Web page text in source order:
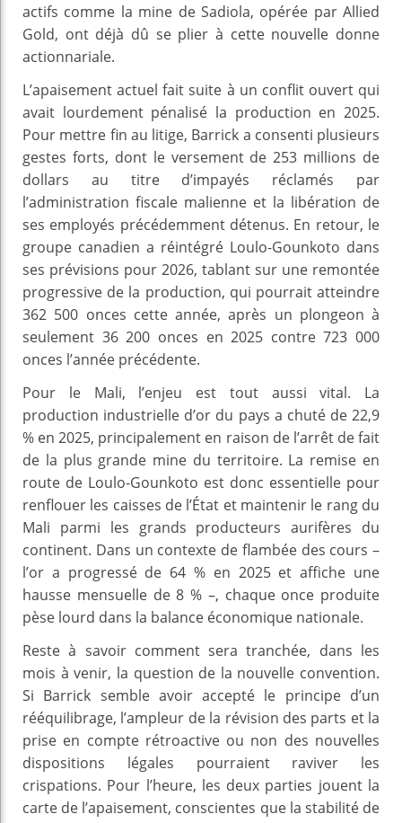
actifs comme la mine de Sadiola, opérée par Allied
Gold, ont déjà dû se plier à cette nouvelle donne
actionnariale.
L’apaisement actuel fait suite à un conflit ouvert qui
avait lourdement pénalisé la production en 2025.
Pour mettre fin au litige, Barrick a consenti plusieurs
gestes forts, dont le versement de 253 millions de
dollars au titre d’impayés réclamés par
l’administration fiscale malienne et la libération de
ses employés précédemment détenus. En retour, le
groupe canadien a réintégré Loulo-Gounkoto dans
ses prévisions pour 2026, tablant sur une remontée
progressive de la production, qui pourrait atteindre
362 500 onces cette année, après un plongeon à
seulement 36 200 onces en 2025 contre 723 000
onces l’année précédente.
Pour le Mali, l’enjeu est tout aussi vital. La
production industrielle d’or du pays a chuté de 22,9
% en 2025, principalement en raison de l’arrêt de fait
de la plus grande mine du territoire. La remise en
route de Loulo-Gounkoto est donc essentielle pour
renflouer les caisses de l’État et maintenir le rang du
Mali parmi les grands producteurs aurifères du
continent. Dans un contexte de flambée des cours –
l’or a progressé de 64 % en 2025 et affiche une
hausse mensuelle de 8 % –, chaque once produite
pèse lourd dans la balance économique nationale.
Reste à savoir comment sera tranchée, dans les
mois à venir, la question de la nouvelle convention.
Si Barrick semble avoir accepté le principe d’un
rééquilibrage, l’ampleur de la révision des parts et la
prise en compte rétroactive ou non des nouvelles
dispositions légales pourraient raviver les
crispations. Pour l’heure, les deux parties jouent la
carte de l’apaisement, conscientes que la stabilité de